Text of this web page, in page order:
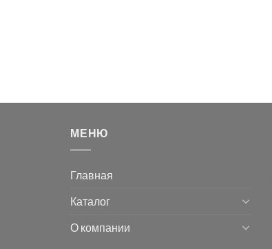
МЕНЮ
Главная
Каталог
О компании